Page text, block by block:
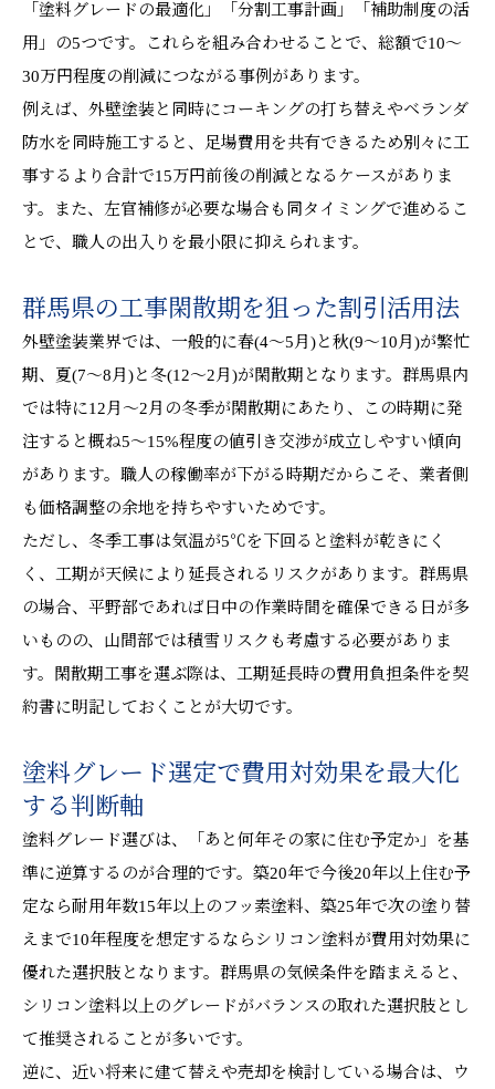
「塗料グレードの最適化」「分割工事計画」「補助制度の活
用」の5つです。これらを組み合わせることで、総額で10〜
30万円程度の削減につながる事例があります。
例えば、外壁塗装と同時にコーキングの打ち替えやベランダ
防水を同時施工すると、足場費用を共有できるため別々に工
事するより合計で15万円前後の削減となるケースがありま
す。また、左官補修が必要な場合も同タイミングで進めるこ
とで、職人の出入りを最小限に抑えられます。
群馬県の工事閑散期を狙った割引活用法
外壁塗装業界では、一般的に春(4〜5月)と秋(9〜10月)が繁忙
期、夏(7〜8月)と冬(12〜2月)が閑散期となります。群馬県内
では特に12月〜2月の冬季が閑散期にあたり、この時期に発
注すると概ね5〜15%程度の値引き交渉が成立しやすい傾向
があります。職人の稼働率が下がる時期だからこそ、業者側
も価格調整の余地を持ちやすいためです。
ただし、冬季工事は気温が5℃を下回ると塗料が乾きにく
く、工期が天候により延長されるリスクがあります。群馬県
の場合、平野部であれば日中の作業時間を確保できる日が多
いものの、山間部では積雪リスクも考慮する必要がありま
す。閑散期工事を選ぶ際は、工期延長時の費用負担条件を契
約書に明記しておくことが大切です。
塗料グレード選定で費用対効果を最大化
する判断軸
塗料グレード選びは、「あと何年その家に住む予定か」を基
準に逆算するのが合理的です。築20年で今後20年以上住む予
定なら耐用年数15年以上のフッ素塗料、築25年で次の塗り替
えまで10年程度を想定するならシリコン塗料が費用対効果に
優れた選択肢となります。群馬県の気候条件を踏まえると、
シリコン塗料以上のグレードがバランスの取れた選択肢とし
て推奨されることが多いです。
逆に、近い将来に建て替えや売却を検討している場合は、ウ